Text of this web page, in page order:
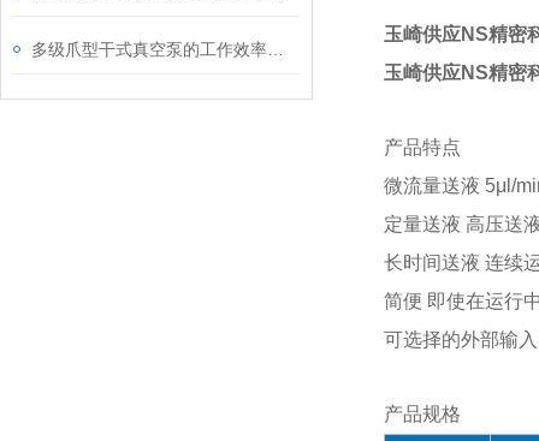
玉崎供应NS精密
玉崎供应NS精密
产品特点
微流量送液 5μl/
定量送液 高压送
长时间送液 连续
简便 即使在运行
可选择的外部输
产品规格